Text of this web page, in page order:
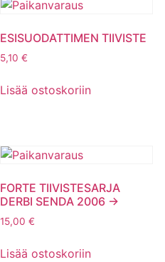
ESISUODATTIMEN TIIVISTE
5,10 €
Lisää ostoskoriin
FORTE TIIVISTESARJA
DERBI SENDA 2006 ->
15,00 €
Lisää ostoskoriin